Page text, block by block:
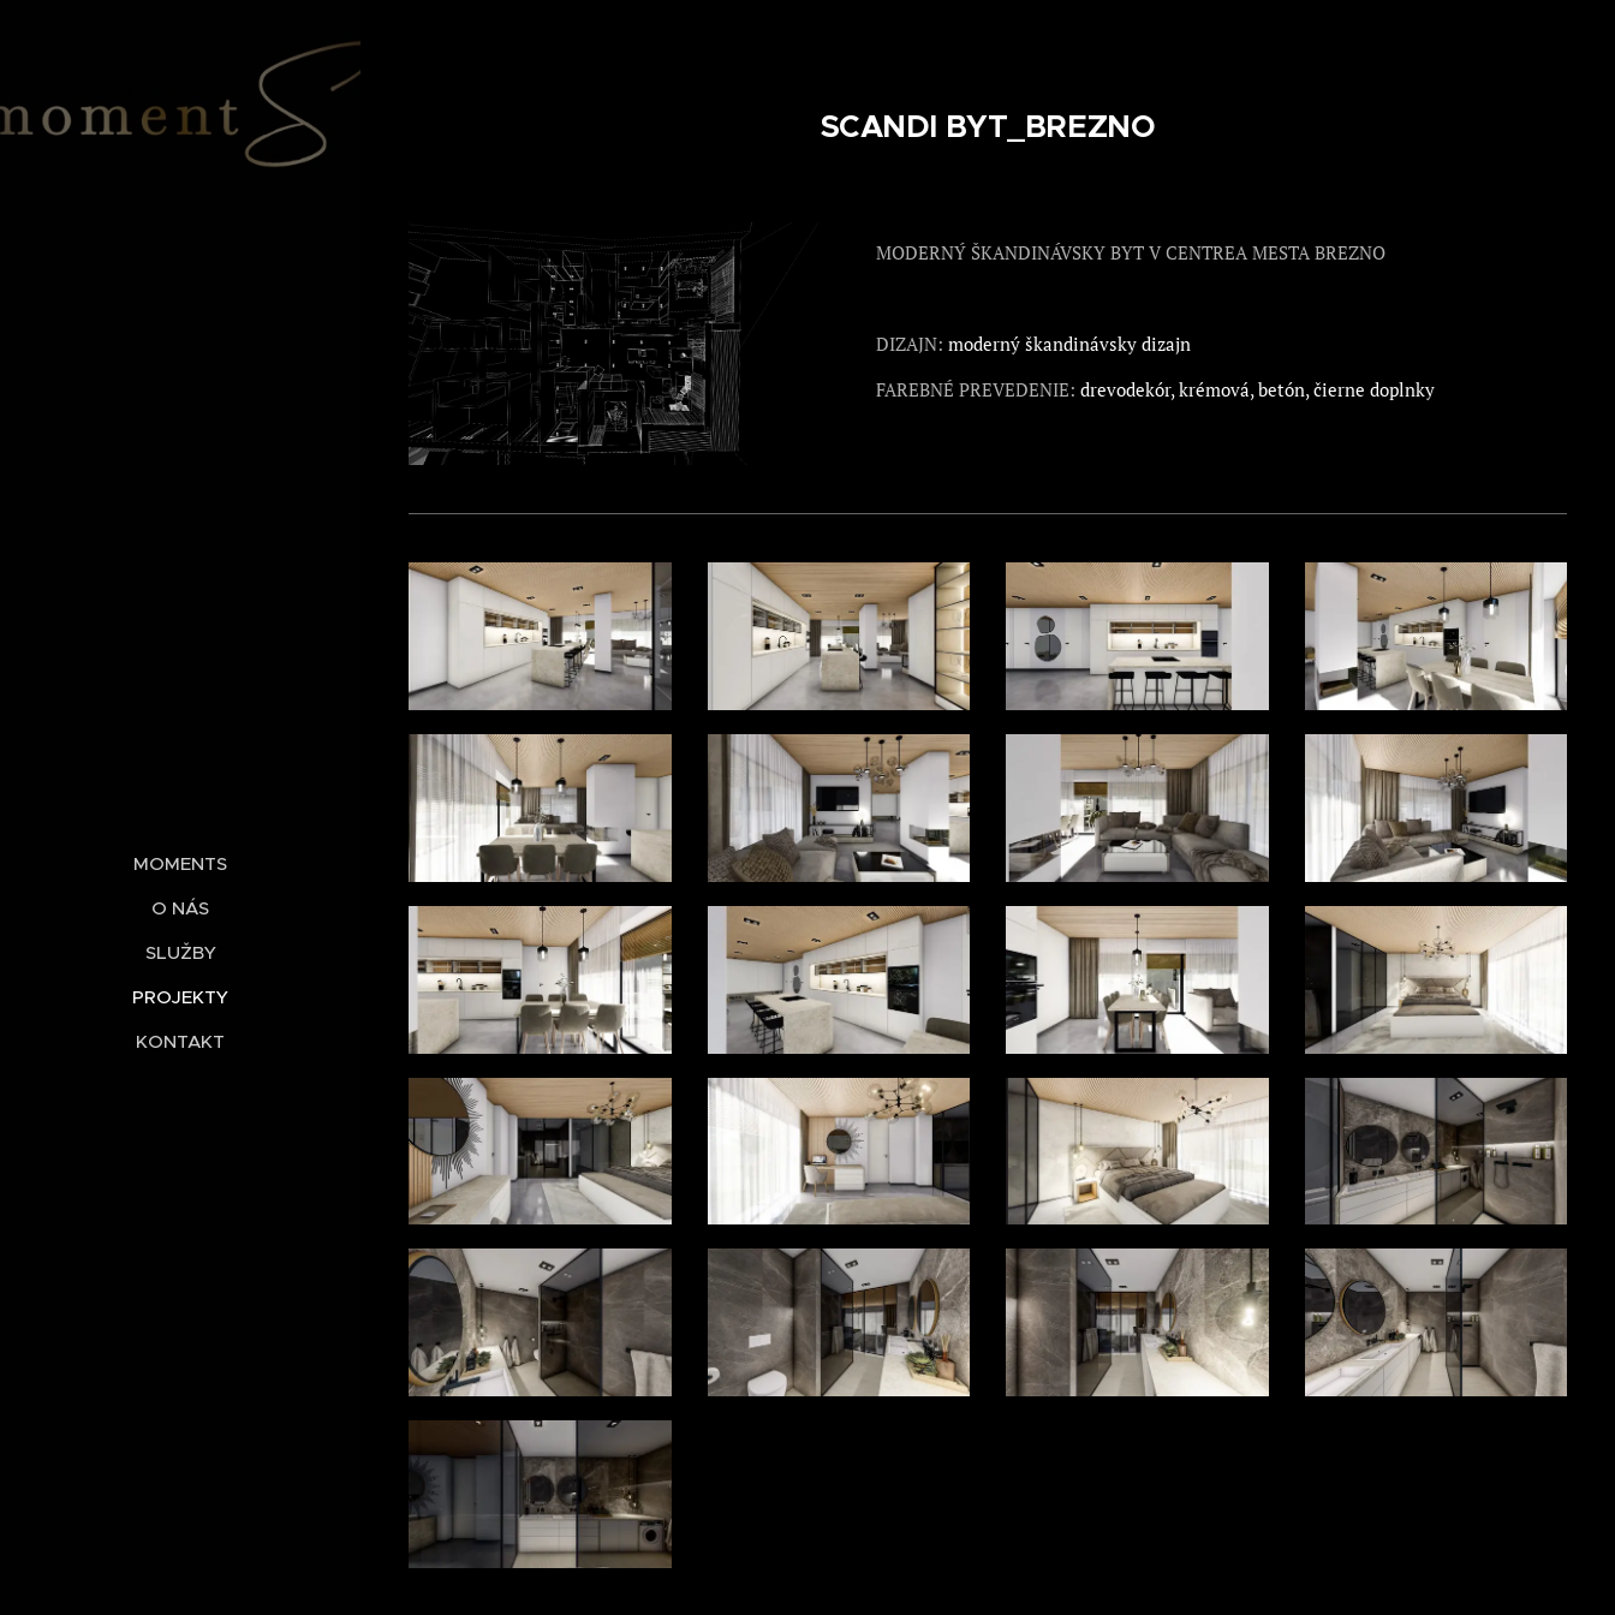
MOMENTS
O NÁS
SLUŽBY
PROJEKTY
KONTAKT
SCANDI BYT_BREZNO
MODERNÝ ŠKANDINÁVSKY BYT V CENTREA MESTA BREZNO
DIZAJN: moderný škandinávsky dizajn
FAREBNÉ PREVEDENIE: drevodekór, krémová, betón, čierne doplnky